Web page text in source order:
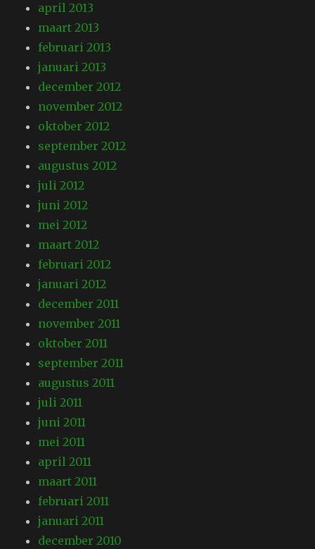
april 2013
maart 2013
februari 2013
januari 2013
december 2012
november 2012
oktober 2012
september 2012
augustus 2012
juli 2012
juni 2012
mei 2012
maart 2012
februari 2012
januari 2012
december 2011
november 2011
oktober 2011
september 2011
augustus 2011
juli 2011
juni 2011
mei 2011
april 2011
maart 2011
februari 2011
januari 2011
december 2010